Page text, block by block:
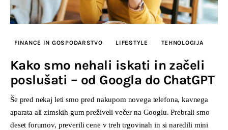
Tech
FINANCE IN GOSPODARSTVO LIFESTYLE TEHNOLOGIJA
Kako smo nehali iskati in začeli
poslušati – od Googla do ChatGPT
Še pred nekaj leti smo pred nakupom novega telefona, kavnega
aparata ali zimskih gum preživeli večer na Googlu. Prebrali smo
deset forumov, preverili cene v treh trgovinah in si naredili mini